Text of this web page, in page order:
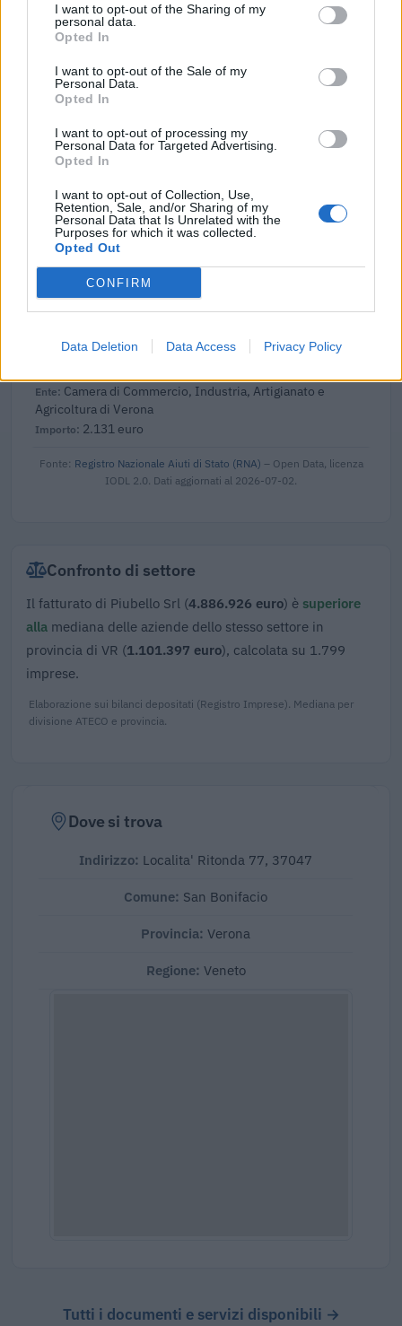
I want to opt-out of the Sharing of my
personal data.
Opted In
I want to opt-out of the Sale of my
Personal Data.
Opted In
I want to opt-out of processing my
Personal Data for Targeted Advertising.
Opted In
I want to opt-out of Collection, Use,
Retention, Sale, and/or Sharing of my
Personal Data that Is Unrelated with the
Purposes for which it was collected.
Opted Out
CONFIRM
Data Deletion Data Access Privacy Policy
552 euro
2025-09-15
COMUNE DI SAN BONIFACIO - Servizi finanziari
1.439 euro
2024-10-31
Fondo di garanzia per le piccole e medie imprese
165.000 euro
2024-10-31
Fondo di garanzia per le piccole e medie imprese
Banca del Mezzogiorno MedioCredito Centrale S.p.A.
165.000 euro
Concessione di voucher alle MPMI per la doppia
Camera di Commercio, Industria, Artigianato e
Agricoltura di Verona
2.131 euro
Fonte: Registro Nazionale Aiuti di Stato (RNA) – Open Data, licenza
IODL 2.0. Dati aggiornati al 2026-07-02.
Confronto di settore
Il fatturato di Piubello Srl (4.886.926 euro) è superiore
alla mediana delle aziende dello stesso settore in
provincia di VR (1.101.397 euro), calcolata su 1.799
imprese.
Elaborazione sui bilanci depositati (Registro Imprese). Mediana per
divisione ATECO e provincia.
Dove si trova
Indirizzo: Localita' Ritonda 77, 37047
Comune: San Bonifacio
Provincia: Verona
Regione: Veneto
Tutti i documenti e servizi disponibili →